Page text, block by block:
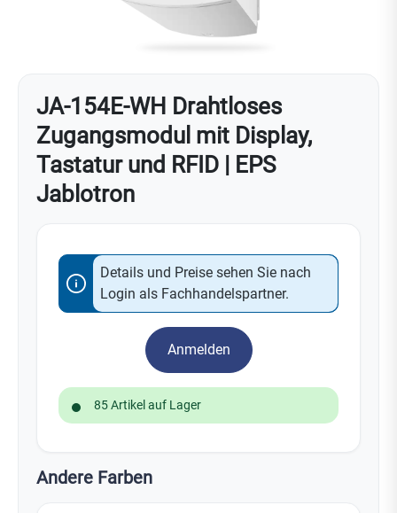
JA-154E-WH Drahtloses
Zugangsmodul mit Display,
Tastatur und RFID | EPS
Jablotron
Details und Preise sehen Sie nach
Login als Fachhandelspartner.
Anmelden
85 Artikel auf Lager
Andere Farben